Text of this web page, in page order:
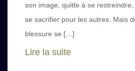
son image, quitte à se
se sacrifier pour les autres. Mais
blessure se […]
Lire la suite